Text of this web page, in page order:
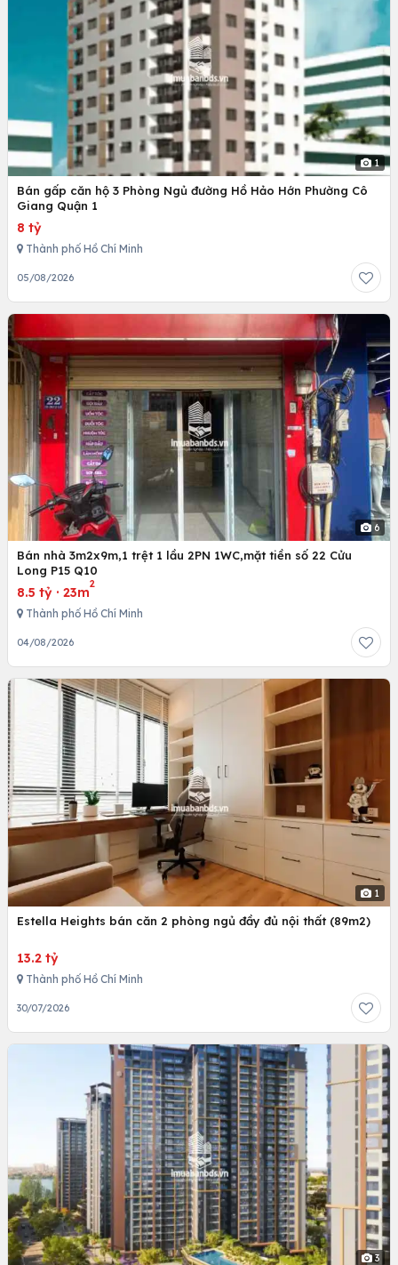
1
Bán gấp căn hộ 3 Phòng Ngủ đường Hồ Hảo Hớn Phường Cô
Giang Quận 1
8 tỷ
Thành phố Hồ Chí Minh
05/08/2026
6
Bán nhà 3m2x9m,1 trệt 1 lầu 2PN 1WC,mặt tiền số 22 Cửu
Long P15 Q10
8.5 tỷ · 23m
2
Thành phố Hồ Chí Minh
04/08/2026
1
Estella Heights bán căn 2 phòng ngủ đầy đủ nội thất (89m2)
13.2 tỷ
Thành phố Hồ Chí Minh
30/07/2026
3